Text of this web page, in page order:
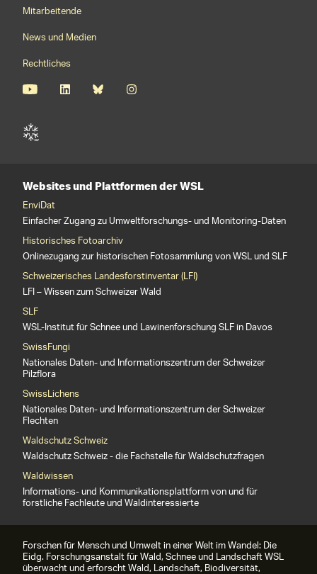
Mitarbeitende
News und Medien
Rechtliches
Websites und Plattformen der WSL
EnviDat
Einfacher Zugang zu Umweltforschungs- und Monitoring-Daten
Historisches Fotoarchiv
Onlinezugang zur historischen Fotosammlung von WSL und SLF
Schweizerisches Landesforstinventar (LFI)
LFI – Wissen zum Schweizer Wald
SLF
WSL-Institut für Schnee und Lawinenforschung SLF in Davos
SwissFungi
Nationales Daten- und Informationszentrum der Schweizer
Pilzflora
SwissLichens
Nationales Daten- und Informationszentrum der Schweizer
Flechten
Waldschutz Schweiz
Waldschutz Schweiz - die Fachstelle für Waldschutzfragen
Waldwissen
Informations- und Kommunikationsplattform von und für
forstliche Fachleute und Waldinteressierte
Forschen für Mensch und Umwelt in einer Welt im Wandel: Die
Eidg. Forschungsanstalt für Wald, Schnee und Landschaft WSL
überwacht und erforscht Wald, Landschaft, Biodiversität,